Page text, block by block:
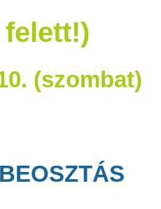
felett!)
(szombat)